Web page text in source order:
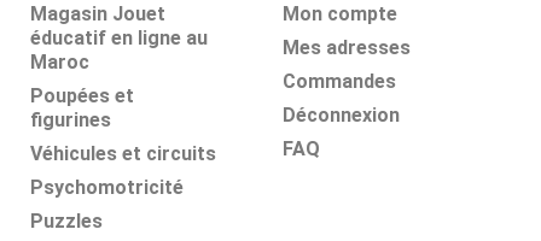
Magasin Jouet
éducatif en ligne au
Maroc
Poupées et
figurines
Véhicules et circuits
Psychomotricité
Puzzles
Mon compte
Mes adresses
Commandes
Déconnexion
FAQ